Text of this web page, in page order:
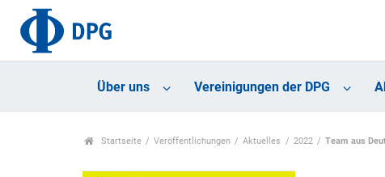
Über uns Vereinigungen der DPG
Startseite Veröffentlichungen Aktuelles 2022 Team aus